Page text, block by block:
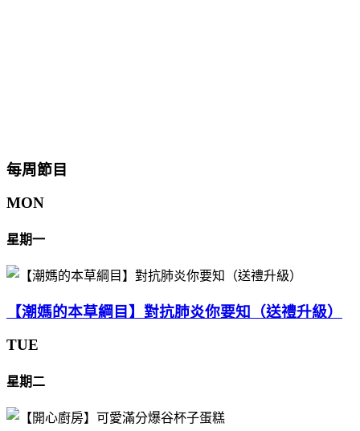
每周節目
MON
星期一
【潮媽的本草綱目】對抗肺炎你要知（送禮升級）
TUE
星期二